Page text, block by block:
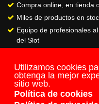
Utilizamos cookies
obtenga la mejor
sitio web.
Política de cookies
Compra online, en tienda
Miles de productos en
Equipo de profesionales
del Slot
Servicio de pago seguro
Envios a todo el mundo